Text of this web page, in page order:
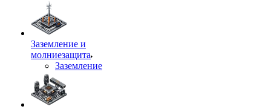
Заземление и
молниезащита
Заземление